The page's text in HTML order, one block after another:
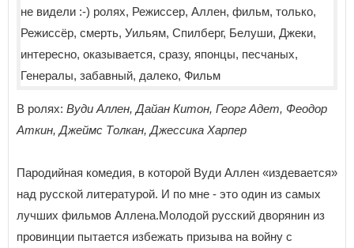
В ролях: Вуди Аллен, Дайан Китон, Георг Адет, Феодор
Аткин, Джеймс Толкан, Джессика Харпер
Пародийная комедия, в которой Вуди Аллен «издевается»
над русской литературой. И по мне - это один из самых
лучших фильмов Аллена.Молодой русский дворянин из
провинции пытается избежать призыва на войну с